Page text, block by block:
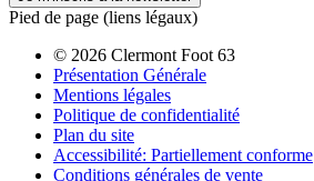
Pied de page (liens légaux)
© 2026 Clermont Foot 63
Présentation Générale
Mentions légales
Politique de confidentialité
Plan du site
Accessibilité: Partiellement conforme
Conditions générales de vente